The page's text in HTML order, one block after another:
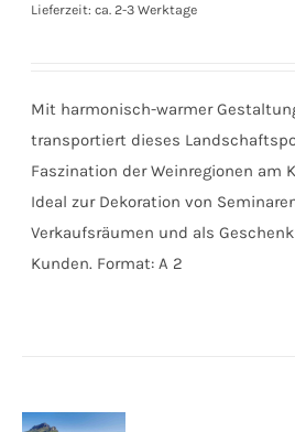
Lieferzeit: ca. 2-3 Werktage
Mit harmonisch-warmer
transportiert dieses
Faszination der Weinregionen am
Ideal zur Dekoration von
Verkaufsräumen und als
Kunden. Format: A 2